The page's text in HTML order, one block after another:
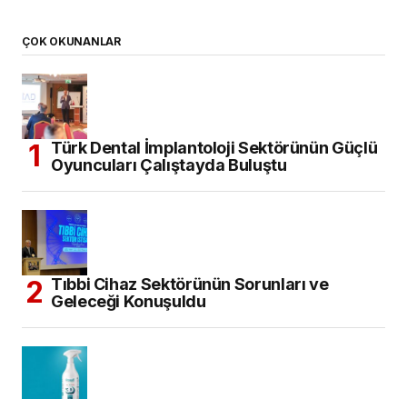
ÇOK OKUNANLAR
Türk Dental İmplantoloji Sektörünün Güçlü
Oyuncuları Çalıştayda Buluştu
Tıbbi Cihaz Sektörünün Sorunları ve
Geleceği Konuşuldu